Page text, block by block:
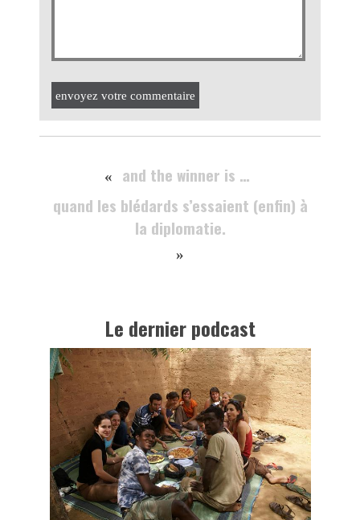
envoyez votre commentaire
«
and the winner is …
quand les blédards s’essaient (enfin) à
la diplomatie.
»
Le dernier podcast